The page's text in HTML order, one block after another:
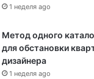
1 неделя ago
Метод одного
для обстановки
дизайнера
1 неделя ago